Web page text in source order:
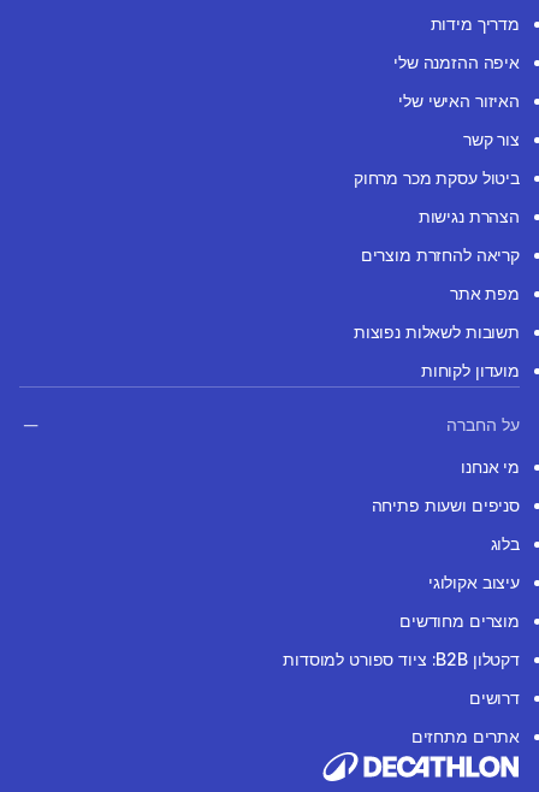
מדריך מידות
איפה ההזמנה שלי
האיזור האישי שלי
צור קשר
ביטול עסקת מכר מרחוק
הצהרת נגישות
קריאה להחזרת מוצרים
מפת אתר
תשובות לשאלות נפוצות
מועדון לקוחות
על החברה
מי אנחנו
סניפים ושעות פתיחה
בלוג
עיצוב אקולוגי
מוצרים מחודשים
דקטלון B2B: ציוד ספורט למוסדות
דרושים
אתרים מתחזים